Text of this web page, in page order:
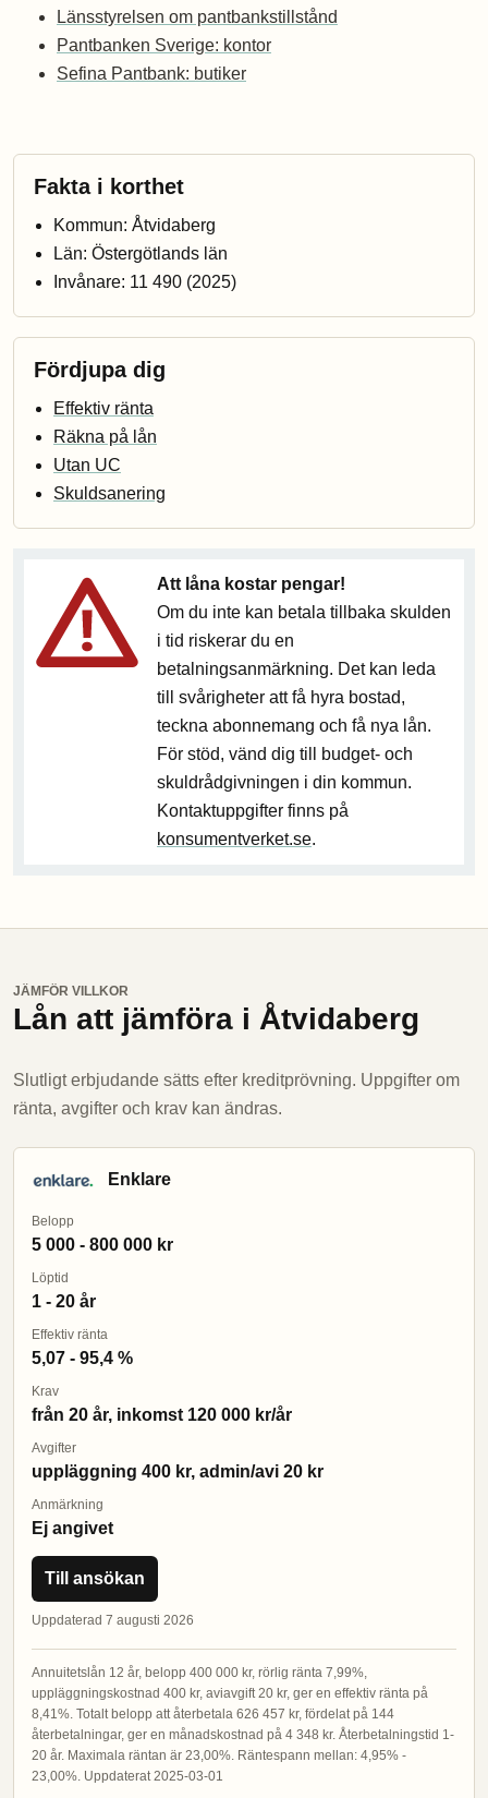
Länsstyrelsen om pantbankstillstånd
Pantbanken Sverige: kontor
Sefina Pantbank: butiker
Fakta i korthet
Kommun: Åtvidaberg
Län: Östergötlands län
Invånare: 11 490 (2025)
Fördjupa dig
Effektiv ränta
Räkna på lån
Utan UC
Skuldsanering
Att låna kostar pengar!
Om du inte kan betala tillbaka skulden
i tid riskerar du en
betalningsanmärkning. Det kan leda
till svårigheter att få hyra bostad,
teckna abonnemang och få nya lån.
För stöd, vänd dig till budget- och
skuldrådgivningen i din kommun.
Kontaktuppgifter finns på
konsumentverket.se.
JÄMFÖR VILLKOR
Lån att jämföra i Åtvidaberg
Slutligt erbjudande sätts efter kreditprövning. Uppgifter om
ränta, avgifter och krav kan ändras.
Enklare
Belopp
5 000 - 800 000 kr
Löptid
1 - 20 år
Effektiv ränta
5,07 - 95,4 %
Krav
från 20 år, inkomst 120 000 kr/år
Avgifter
uppläggning 400 kr, admin/avi 20 kr
Anmärkning
Ej angivet
Till ansökan
Uppdaterad 7 augusti 2026
Annuitetslån 12 år, belopp 400 000 kr, rörlig ränta 7,99%,
uppläggningskostnad 400 kr, aviavgift 20 kr, ger en effektiv ränta på
8,41%. Totalt belopp att återbetala 626 457 kr, fördelat på 144
återbetalningar, ger en månadskostnad på 4 348 kr. Återbetalningstid 1-
20 år. Maximala räntan är 23,00%. Räntespann mellan: 4,95% -
23,00%. Uppdaterat 2025-03-01